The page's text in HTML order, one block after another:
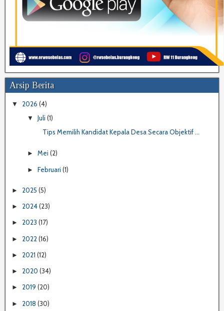
Arsip Berita
▼ 2026 (4)
▼ Juli (1)
Tips Memilih Kandidat Kepala Desa Secara Objektif ...
► Mei (2)
► Februari (1)
► 2025 (5)
► 2024(23)
► 2023 (17)
► 2022 (16)
► 2021 (12)
► 2020 (34)
► 2019 (20)
► 2018 (30)